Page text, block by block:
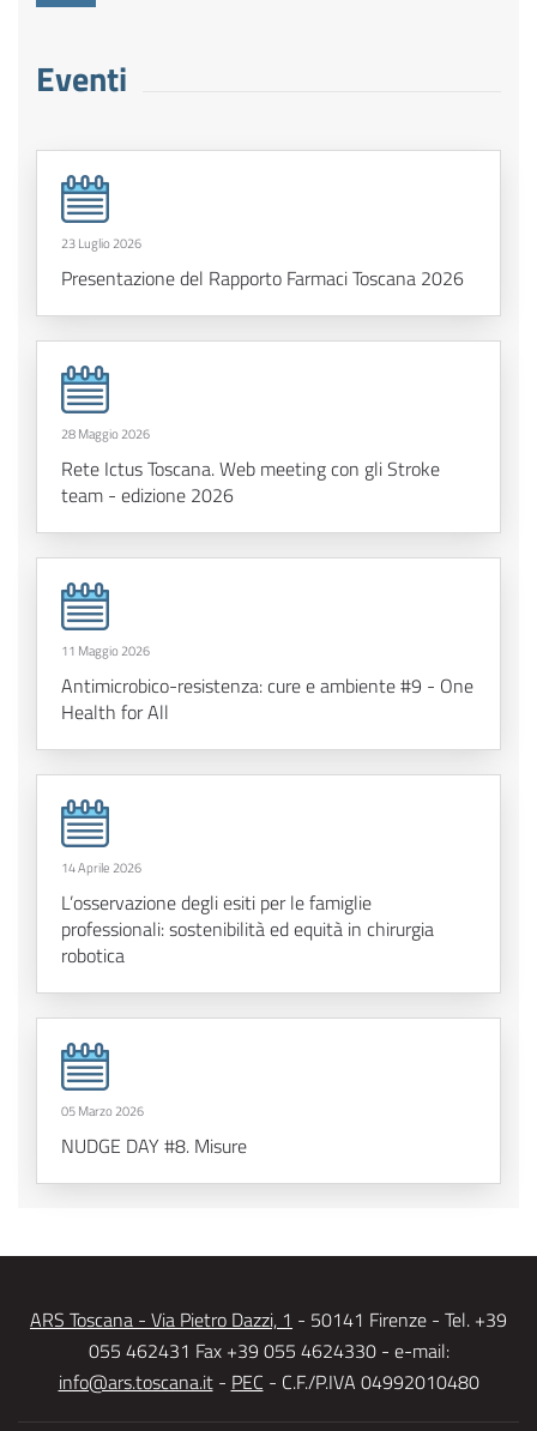
Eventi
23 Luglio 2026
Presentazione del Rapporto Farmaci Toscana 2026
28 Maggio 2026
Rete Ictus Toscana. Web meeting con gli Stroke
team - edizione 2026
11 Maggio 2026
Antimicrobico-resistenza: cure e ambiente #9 - One
Health for All
14 Aprile 2026
L’osservazione degli esiti per le famiglie
professionali: sostenibilità ed equità in chirurgia
robotica
05 Marzo 2026
NUDGE DAY #8. Misure
ARS Toscana - Via Pietro Dazzi, 1 - 50141 Firenze - Tel. +39
055 462431 Fax +39 055 4624330 - e-mail:
info@ars.toscana.it- PEC - C.F./P.IVA 04992010480